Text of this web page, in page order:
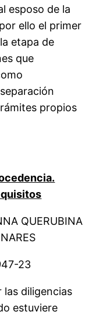
esposo de la
ello el primer
etapa de
que
propios
QUERUBINA
23
las diligencias
estuviere